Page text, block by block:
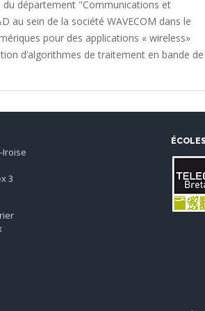
du département "Communications et
au sein de la société WAVECOM dans le
pour des applications « wireless»
d’algorithmes de traitement en bande de
Iroise
3
ÉCOLES